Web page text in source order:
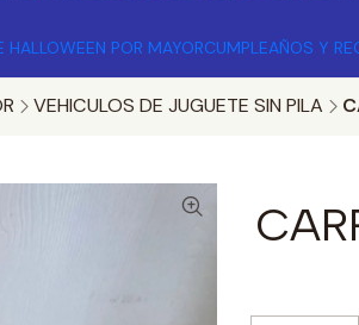
HALLOWEEN POR MAYORCUMPLEAÑOS Y
VEHICULOS DE JUGUETE SIN PILA